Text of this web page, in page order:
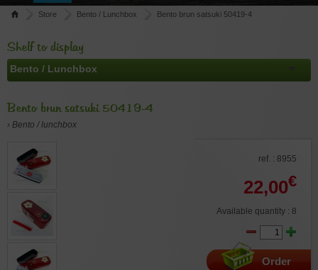
Store Bento / Lunchbox Bento brun satsuki 50419-4
Shelf to display
Bento brun satsuki 50419-4
› Bento / lunchbox
ref. : 8955
22,00€
Available quantity : 8
Order